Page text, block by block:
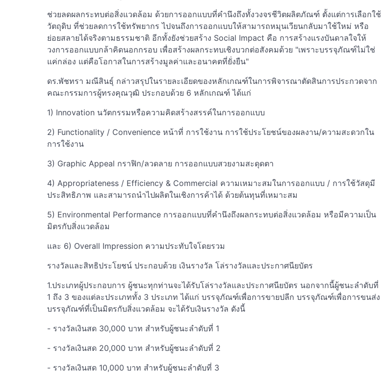
ช่วยลดผลกระทบต่อสิ่งแวดล้อม ด้วยการออกแบบที่คำนึงถึงทั้งวงจรชีวิตผลิตภัณฑ์ ตั้งแต่การเลือกใช้
วัตถุดิบ ที่ช่วยลดการใช้ทรัพยากร ไปจนถึงการออกแบบให้สามารถหมุนเวียนกลับมาใช้ใหม่ หรือ
ย่อยสลายได้จริงตามธรรมชาติ อีกทั้งยังช่วยสร้าง Social Impact คือ การสร้างแรงบันดาลใจให้
วงการออกแบบกล้าคิดนอกกรอบ เพื่อสร้างผลกระทบเชิงบวกต่อสังคมด้วย "เพราะบรรจุภัณฑ์ไม่ใช่
แค่กล่อง แต่คือโอกาสในการสร้างมูลค่าและอนาคตที่ยั่งยืน"
ดร.พัชทรา มณีสินธุ์ กล่าวสรุปในรายละเอียดของหลักเกณฑ์ในการพิจารณาตัดสินการประกวดจาก
คณะกรรมการผู้ทรงคุณวุฒิ ประกอบด้วย 6 หลักเกณฑ์ ได้แก่
1) Innovation นวัตกรรมหรือความคิดสร้างสรรค์ในการออกแบบ
2) Functionality / Convenience หน้าที่ การใช้งาน การใช้ประโยชน์ของผลงาน/ความสะดวกใน
การใช้งาน
3) Graphic Appeal กราฟิก/ลวดลาย การออกแบบสวยงามสะดุดตา
4) Appropriateness / Efficiency & Commercial ความเหมาะสมในการออกแบบ / การใช้วัสดุมี
ประสิทธิภาพ และสามารถนำไปผลิตในเชิงการค้าได้ ด้วยต้นทุนที่เหมาะสม
5) Environmental Performance การออกแบบที่คำนึงถึงผลกระทบต่อสิ่งแวดล้อม หรือมีความเป็น
มิตรกับสิ่งแวดล้อม
และ 6) Overall Impression ความประทับใจโดยรวม
รางวัลและสิทธิประโยชน์ ประกอบด้วย เงินรางวัล โล่รางวัลและประกาศนียบัตร
1.ประเภทผู้ประกอบการ ผู้ชนะทุกท่านจะได้รับโล่รางวัลและประกาศนียบัตร นอกจากนี้ผู้ชนะลำดับที่
1 ถึง 3 ของแต่ละประเภททั้ง 3 ประเภท ได้แก่ บรรจุภัณฑ์เพื่อการขายปลีก บรรจุภัณฑ์เพื่อการขนส่ง
บรรจุภัณฑ์ที่เป็นมิตรกับสิ่งแวดล้อม จะได้รับเงินรางวัล ดังนี้
- รางวัลเงินสด 30,000 บาท สำหรับผู้ชนะลำดับที่ 1
- รางวัลเงินสด 20,000 บาท สำหรับผู้ชนะลำดับที่ 2
- รางวัลเงินสด 10,000 บาท สำหรับผู้ชนะลำดับที่ 3